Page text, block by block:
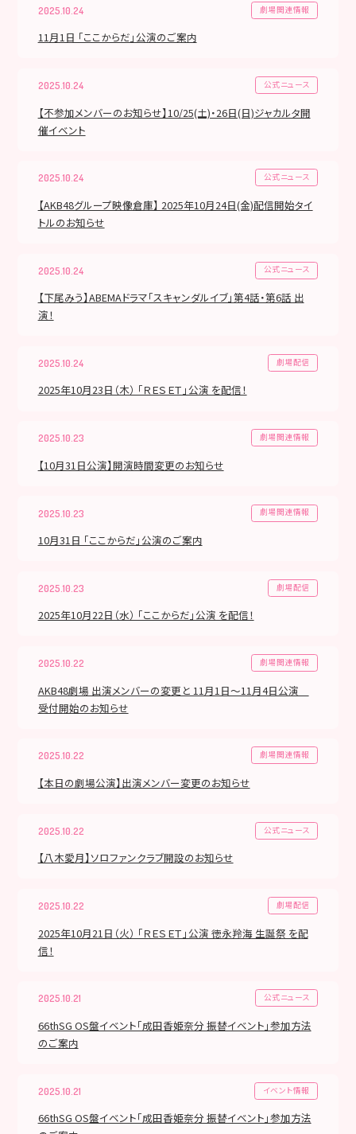
2025.10.24 劇場関連情報
11月1日 「ここからだ」公演のご案内
2025.10.24 公式ニュース
【不参加メンバーのお知らせ】10/25(土)・26日(日)ジャカルタ開
催イベント
2025.10.24 公式ニュース
【AKB48グループ映像倉庫】 2025年10月24日(金)配信開始タイ
トルのお知らせ
2025.10.24 公式ニュース
【下尾みう】ABEMAドラマ「スキャンダルイブ」第4話・第6話 出
演！
2025.10.24 劇場配信
2025年10月23日（木） 「ＲＥＳＥＴ」公演 を配信！
2025.10.23 劇場関連情報
【10月31日公演】開演時間変更のお知らせ
2025.10.23 劇場関連情報
10月31日 「ここからだ」公演のご案内
2025.10.23 劇場配信
2025年10月22日（水） 「ここからだ」公演 を配信！
2025.10.22 劇場関連情報
AKB48劇場 出演メンバーの変更と 11月1日～11月4日公演
受付開始のお知らせ
2025.10.22 劇場関連情報
【本日の劇場公演】出演メンバー変更のお知らせ
2025.10.22 公式ニュース
【八木愛月】ソロファンクラブ開設のお知らせ
2025.10.22 劇場配信
2025年10月21日（火） 「ＲＥＳＥＴ」公演 徳永羚海 生誕祭 を配
信！
2025.10.21 公式ニュース
66thSG OS盤イベント「成田香姫奈分 振替イベント」参加方法
のご案内
2025.10.21 イベント情報
66thSG OS盤イベント「成田香姫奈分 振替イベント」参加方法